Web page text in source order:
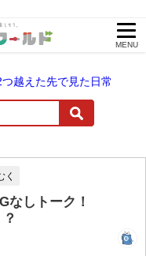
MENU
越えた先で見た日常
く
なしトーク！